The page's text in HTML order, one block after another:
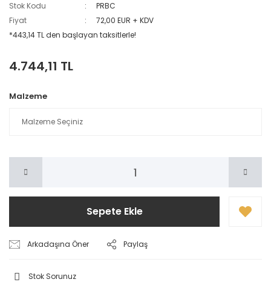
Stok Kodu
PRBC
Fiyat
72,00 EUR + KDV
*443,14 TL den başlayan taksitlerle!
4.744,11 TL
Malzeme
Sepete Ekle
Arkadaşına Öner Paylaş
Stok Sorunuz